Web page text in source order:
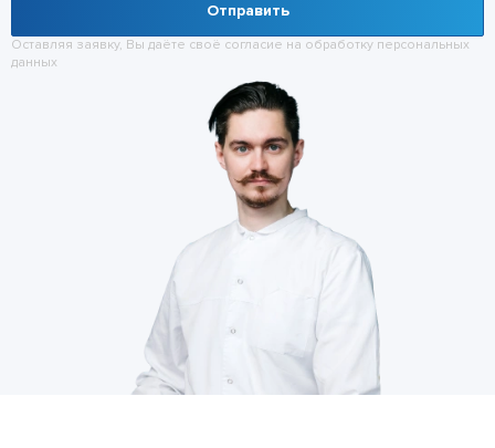
Отправить
Оставляя заявку, Вы даёте своё согласие на обработку персональных
данных